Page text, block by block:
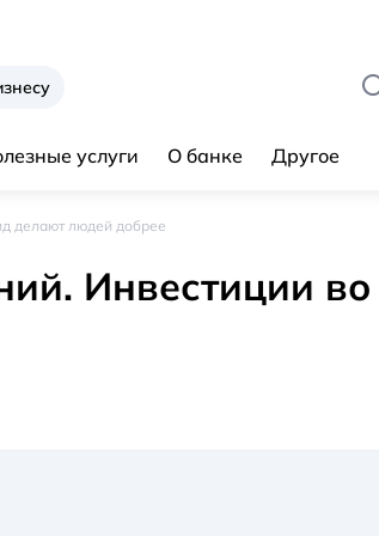
услуги О банке Другое
делают людей добрее
Инвестиции